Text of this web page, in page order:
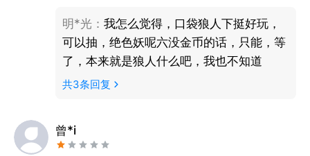
大家找我一起玩儿，认准我的昵称！狼人杀走
起！
明*光： 我怎么觉得，口袋狼人下挺好玩，
可以抽，绝色妖呢六没金币的话，只能，等
了，本来就是狼人什么吧，我也不知道
共3条回复
曾*i